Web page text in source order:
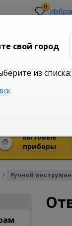
0
МАГАЗИН
Бытовые
приборы
Ручной
свой город
из списка: